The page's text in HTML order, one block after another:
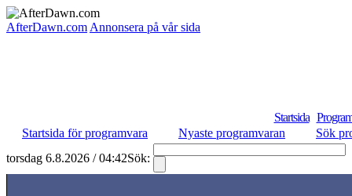
AfterDawn.com Annonsera på vår sida
Startsida
Startsida för programvara
Nyaste programvaran
Sök
torsdag 6.8.2026 / 04:42Sök: